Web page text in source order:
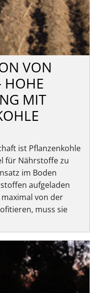
VON
HOHE
MIT
ist Pflanzenkohle
für Nährstoffe zu
im Boden
aufgeladen
von der
muss sie